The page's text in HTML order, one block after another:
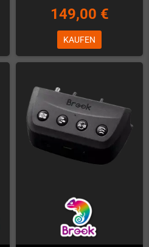
149,00 €
KAUFEN